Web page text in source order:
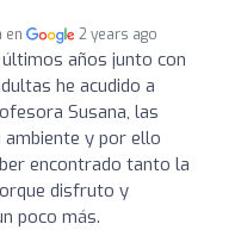
en 2 years ago
años junto con
he acudido a
Susana, las
ambiente y por ello
encontrado tanto la
disfruto y
poco más.